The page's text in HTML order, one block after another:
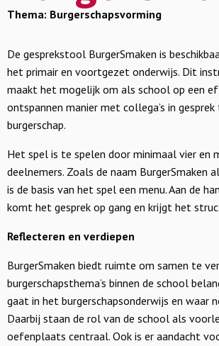
Thema: Burgerschapsvorming
De gesprekstool BurgerSmaken is
het primair en voortgezet onderwijs. Dit
maakt het mogelijk om als school op een
ontspannen manier met collega’s in
burgerschap.
Het spel is te spelen door minimaal vier en
deelnemers. Zoals de naam BurgerSmaken
is de basis van het spel een menu. Aan de
komt het gesprek op gang en krijgt het
Reflecteren en verdiepen
BurgerSmaken biedt ruimte om samen te
burgerschapsthema’s binnen de school
gaat in het burgerschapsonderwijs en waar
Daarbij staan de rol van de school als
oefenplaats centraal. Ook is er aandacht